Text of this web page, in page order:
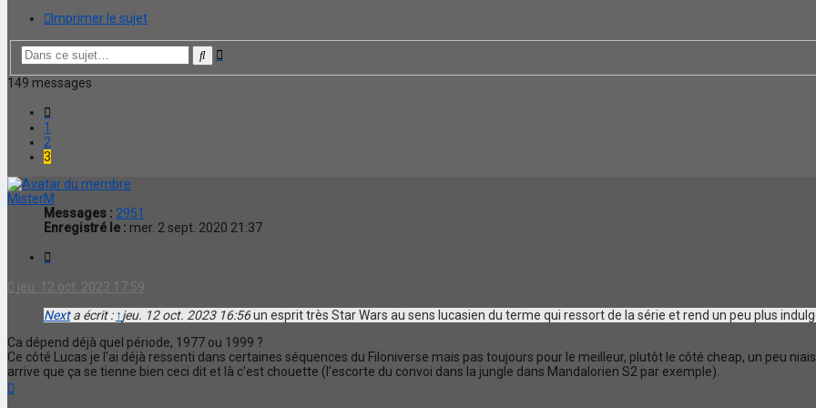
Imprimer le sujet
Rechercher
Recherche
149 messages
1
2
3
MisterM
Messages : 2951
Enregistré le : mer. 2 sept. 2020 21:37
jeu. 12 oct. 2023 17:59
Nexta écrit : ↑jeu. 12 oct. 2023 16:56un esprit très Star Wars au sens lucasien du terme qui ressort de la série et rend un peu plus
Ca dépend déjà quel période, 1977 ou 1999 ?
Ce côté Lucas je l'ai déjà ressenti dans certaines séquences du Filoniverse mais pas toujours pour le meilleur, plutôt le côté cheap, un peu
arrive que ça se tienne bien ceci dit et là c'est chouette (l'escorte du convoi dans la jungle dans Mandalorien S2 par exemple).